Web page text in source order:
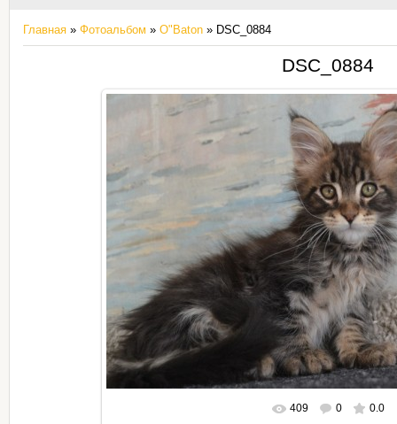
Главная » Фотоальбом » O"Baton » DSC_0884
DSC_0884
В реальном размере 795x530
409 0 0.0